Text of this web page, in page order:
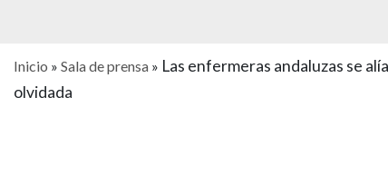
Inicio » Sala de prensa » Las enfermeras andaluzas se
olvidada